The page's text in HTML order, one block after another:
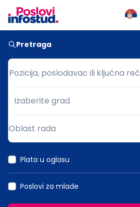
Pretraga
Pozicija, poslodavac ili ključna reč
Pozicija, poslodavac ili ključna reč
Grad
Izaberite grad
Oblast rada
Plata u oglasu
Poslovi za mlade